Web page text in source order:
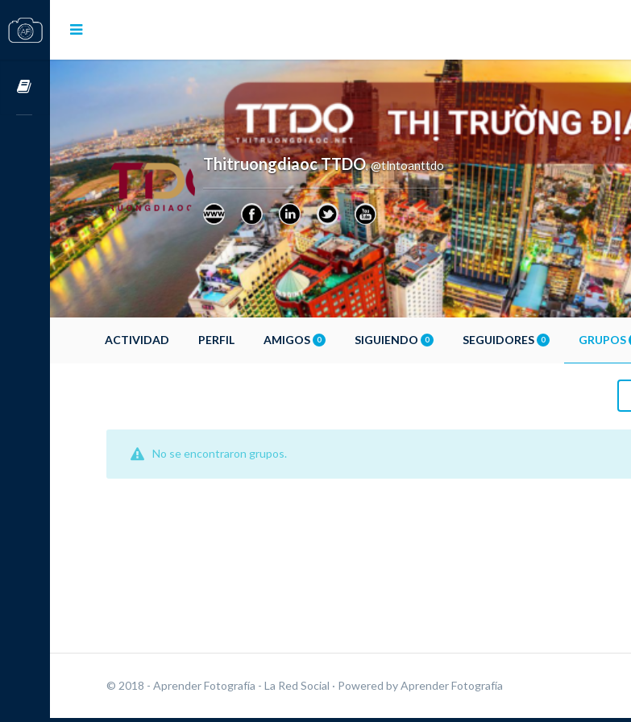
Thitruongdiaoc TTDO,@tlntoanttdo
ACTIVIDAD PERFIL AMIGOS 0 SIGUIENDO 0 SEGUIDORES 0 GRUPOS
No se encontraron grupos.
© 2018 - Aprender Fotografía - La Red Social · Powered byAprender Fotografía